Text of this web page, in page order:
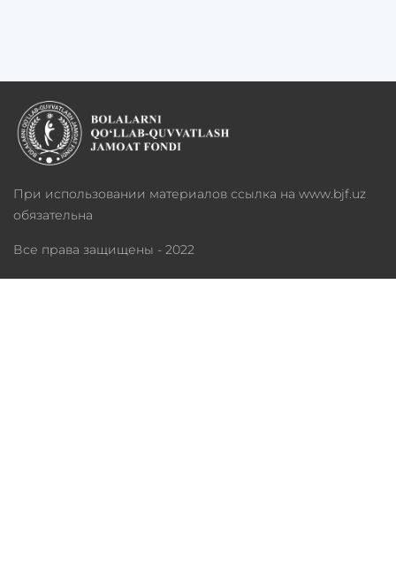
При использовании материалов ссылка на www.bjf.uz
обязательна
Все права защищены - 2022